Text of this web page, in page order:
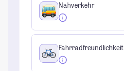
Nahverkehr
Fahrradfreundlichkeit